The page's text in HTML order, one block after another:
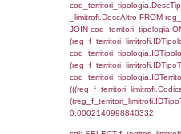
sql: